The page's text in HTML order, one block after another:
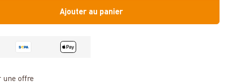
Ajouter au panier
une offre